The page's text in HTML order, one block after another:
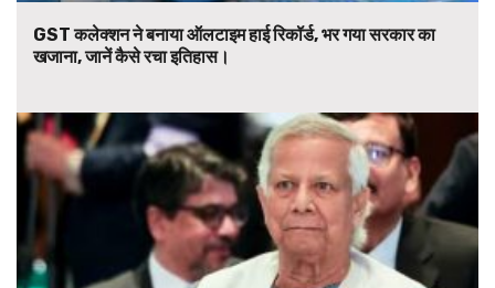
GST कलेक्शन ने बनाया ऑलटाइम हाई रिकॉर्ड, भर गया सरकार का
खजाना, जानें कैसे रचा इतिहास।